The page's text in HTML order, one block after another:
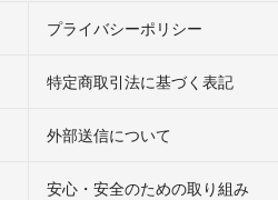
プライバシーポリシー
特定商取引法に基づく表記
外部送信について
安心・安全のための取り組み